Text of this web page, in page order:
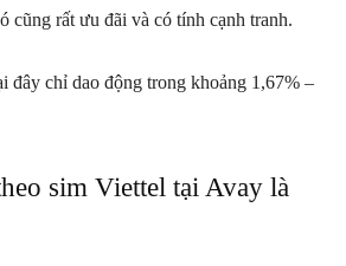
cũng rất ưu đãi và có tính cạnh tranh.
đây chỉ dao động trong khoảng 1,67% –
sim Viettel tại Avay là